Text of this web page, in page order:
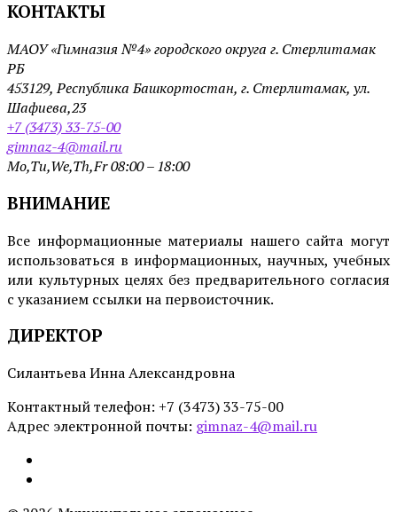
КОНТАКТЫ
МАОУ «Гимназия №4» городского округа г. Стерлитамак
РБ
453129, Республика Башкортостан, г. Стерлитамак, ул.
Шафиева,23
+7 (3473) 33-75-00
gimnaz-4@mail.ru
Mo,Tu,We,Th,Fr 08:00 – 18:00
ВНИМАНИЕ
Все информационные материалы нашего сайта могут
использоваться в информационных, научных, учебных
или культурных целях без предварительного согласия
с указанием ссылки на первоисточник.
ДИРЕКТОР
Силантьева Инна Александровна
Контактный телефон: +7 (3473) 33-75-00
Адрес электронной почты: gimnaz-4@mail.ru